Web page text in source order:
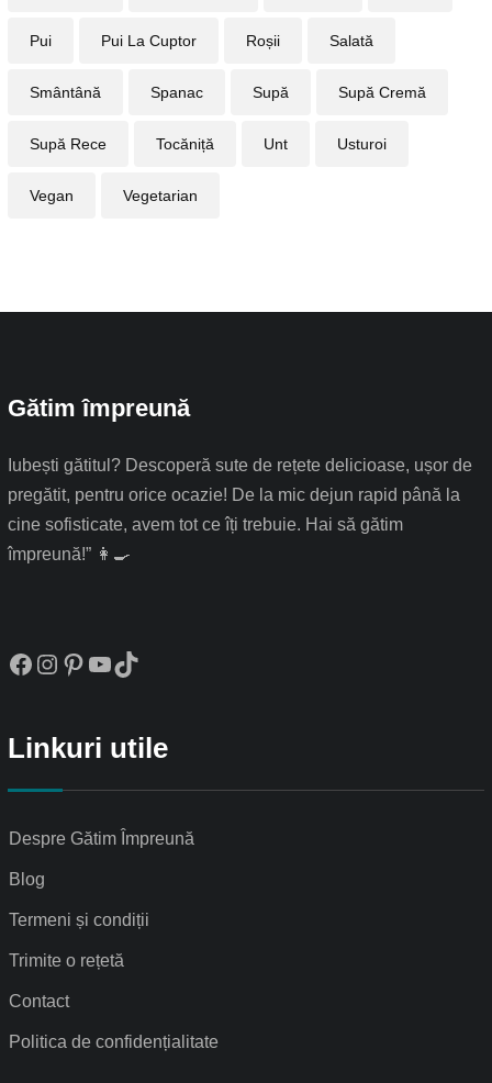
Pui Pui La Cuptor Roșii Salată
Smântână Spanac Supă Supă Cremă
Supă Rece Tocăniță Unt Usturoi
Vegan Vegetarian
Gătim împreună
Iubești gătitul? Descoperă sute de rețete delicioase, ușor de
pregătit, pentru orice ocazie! De la mic dejun rapid până la
cine sofisticate, avem tot ce îți trebuie. Hai să gătim
împreună!” 👩‍🍳
Linkuri utile
Despre Gătim Împreună
Blog
Termeni și condiții
Trimite o rețetă
Contact
Politica de confidențialitate